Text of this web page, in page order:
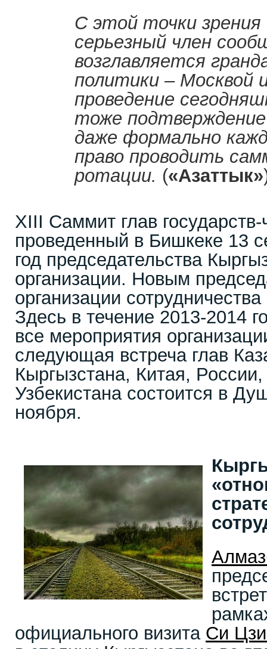
С этой точки
серьезный член
возглавляется
политики – Москвой
проведение
тоже
даже формально
право проводить
ротации. («Азаттык»
XIII Саммит глав
проведенный в Бишкеке 13
год председательства
организации. Новым
организации
Здесь в течение 2013-2014
все мероприятия
следующая встреча глав
Кыргызстана, Китая,
Узбекистана состоится в
ноября.
официального визита Си